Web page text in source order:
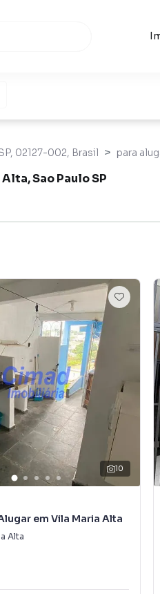
02127-002, Brasil para
Sao Paulo SP
10
em Vila Maria Alta
Alta